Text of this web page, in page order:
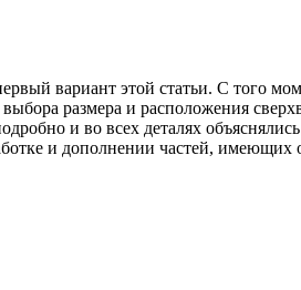
вариант этой статьи. С того
размера и расположения
и во всех деталях
и дополнении частей, имеющих